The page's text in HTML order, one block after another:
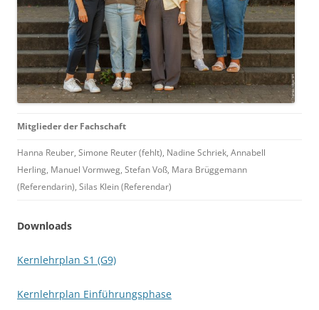
Mitglieder der Fachschaft
Hanna Reuber, Simone Reuter (fehlt), Nadine Schriek, Annabell
Herling, Manuel Vormweg, Stefan Voß, Mara Brüggemann
(Referendarin), Silas Klein (Referendar)
Downloads
Kernlehrplan S1 (G9)
Kernlehrplan Einführungsphase